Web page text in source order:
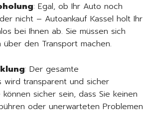
: Egal, ob Ihr Auto noch
nicht – Autoankauf Kassel holt Ihr
bei Ihnen ab. Sie müssen sich
über den Transport machen.
: Der gesamte
wird transparent und sicher
sicher sein, dass Sie keinen
oder unerwarteten Problemen